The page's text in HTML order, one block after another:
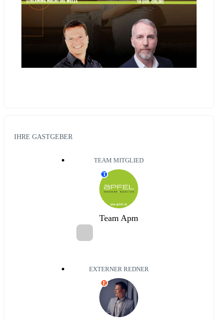
IHRE GASTGEBER
TEAM MITGLIED
T
Team Apm
EXTERNER REDNER
E